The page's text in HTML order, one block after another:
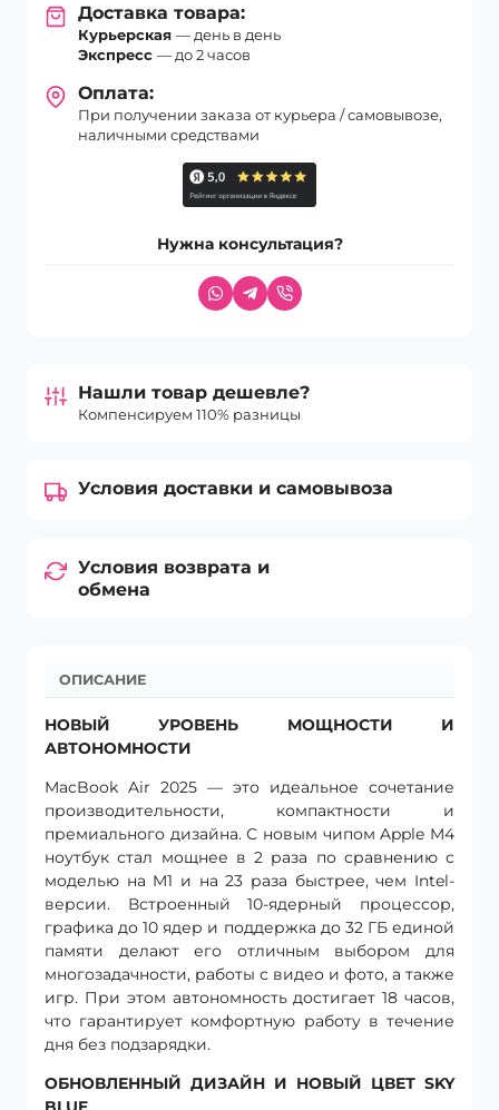
Доставка товара:
Курьерская — день в день
Экспресс — до 2 часов
Оплата:
При получении заказа от курьера / самовывозе,
наличными средствами
Нужна консультация?
Нашли товар дешевле?
Компенсируем 110% разницы
Условия доставки и самовывоза
Условия возврата и
обмена
ОПИСАНИЕ
НОВЫЙ УРОВЕНЬ МОЩНОСТИ И
АВТОНОМНОСТИ
MacBook Air 2025 — это идеальное сочетание
производительности, компактности и
премиального дизайна. С новым чипом Apple M4
ноутбук стал мощнее в 2 раза по сравнению с
моделью на M1 и на 23 раза быстрее, чем Intel-
версии. Встроенный 10-ядерный процессор,
графика до 10 ядер и поддержка до 32 ГБ единой
памяти делают его отличным выбором для
многозадачности, работы с видео и фото, а также
игр. При этом автономность достигает 18 часов,
что гарантирует комфортную работу в течение
дня без подзарядки.
ОБНОВЛЕННЫЙ ДИЗАЙН И НОВЫЙ ЦВЕТ SKY